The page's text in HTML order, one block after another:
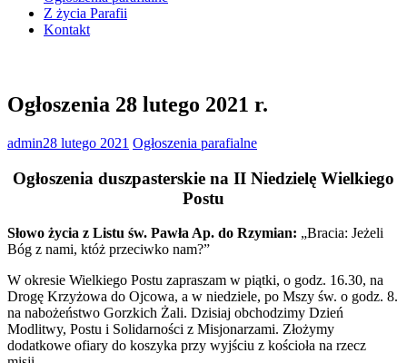
Z życia Parafii
Kontakt
Ogłoszenia 28 lutego 2021 r.
admin28 lutego 2021 Ogłoszenia parafialne
Ogłoszenia duszpasterskie na II Niedzielę Wielkiego
Postu
Słowo życia z Listu św. Pawła Ap. do Rzymian: „Bracia: Jeżeli
Bóg z nami, któż przeciwko nam?”
W okresie Wielkiego Postu zapraszam w piątki, o godz. 16.30, na
Drogę Krzyżowa do Ojcowa, a w niedziele, po Mszy św. o godz. 8.
na nabożeństwo Gorzkich Żali. Dzisiaj obchodzimy Dzień
Modlitwy, Postu i Solidarności z Misjonarzami. Złożymy
dodatkowe ofiary do koszyka przy wyjściu z kościoła na rzecz